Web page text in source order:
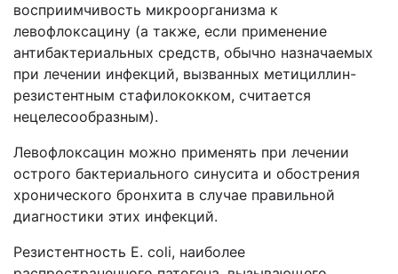
восприимчивость микроорганизма к
левофлоксацину (а также, если применение
антибактериальных средств, обычно назначаемых
при лечении инфекций, вызванных метициллин-
резистентным стафилококком, считается
нецелесообразным).
Левофлоксацин можно применять при лечении
острого бактериального синусита и обострения
хронического бронхита в случае правильной
диагностики этих инфекций.
Резистентность E. coli, наиболее